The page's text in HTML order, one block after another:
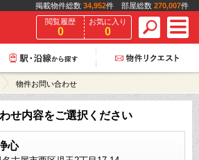
掲載物件総数 34,952件 部屋総数 270,007件
閲覧履歴
0
お気に入り
0
物件お問い合わせ
せ内容をご選択ください
心